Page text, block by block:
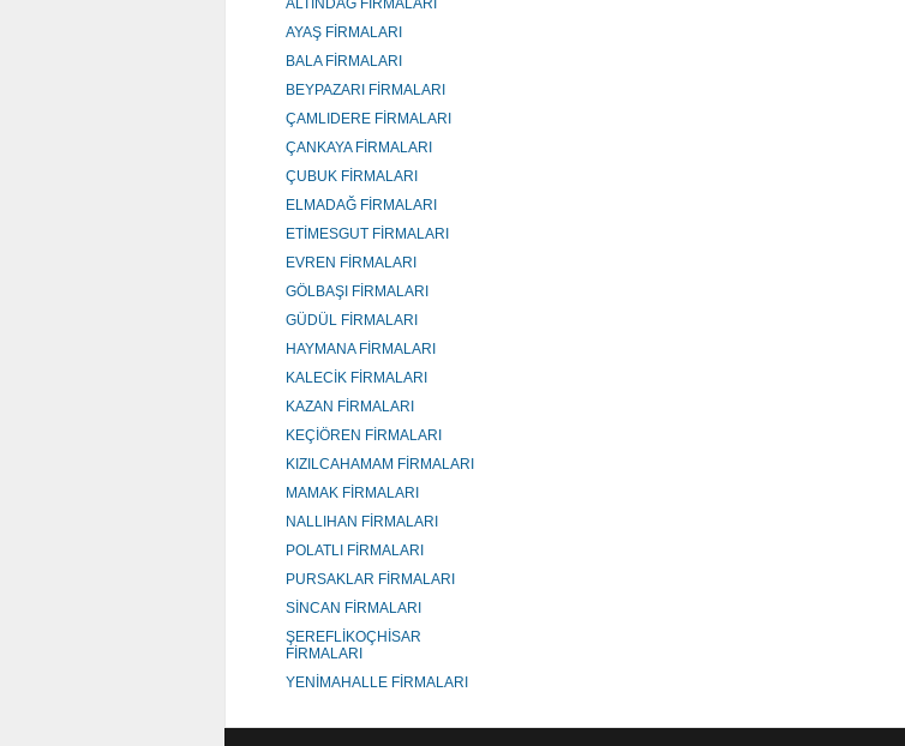
ALTINDAĞ FİRMALARI
AYAŞ FİRMALARI
BALA FİRMALARI
BEYPAZARI FİRMALARI
ÇAMLIDERE FİRMALARI
ÇANKAYA FİRMALARI
ÇUBUK FİRMALARI
ELMADAĞ FİRMALARI
ETİMESGUT FİRMALARI
EVREN FİRMALARI
GÖLBAŞI FİRMALARI
GÜDÜL FİRMALARI
HAYMANA FİRMALARI
KALECİK FİRMALARI
KAZAN FİRMALARI
KEÇİÖREN FİRMALARI
KIZILCAHAMAM FİRMALARI
MAMAK FİRMALARI
NALLIHAN FİRMALARI
POLATLI FİRMALARI
PURSAKLAR FİRMALARI
SİNCAN FİRMALARI
ŞEREFLİKOÇHİSAR
FİRMALARI
YENİMAHALLE FİRMALARI